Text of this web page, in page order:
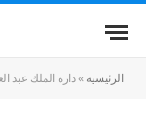
الرئيسية »دارة الملك عبد